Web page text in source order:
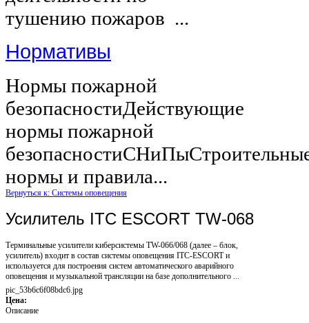
тушению пожаров ...
Нормативы
Нормы пожарной
безопасностиДействующие
нормы пожарной
нормы и правила...
Вернуться к: Системы оповещения
Усилитель ITC ESCORT TW-068
Терминальные усилители киберсистемы TW-066/068 (далее – блок,
усилитель) входит в состав системы оповещения ITC-ESCORT и
используется для построения систем автоматического аварийного
оповещения и музыкальной трансляции на базе дополнительного ...
pic_53b6c6f08bdc6.jpg
Цена:
Описание